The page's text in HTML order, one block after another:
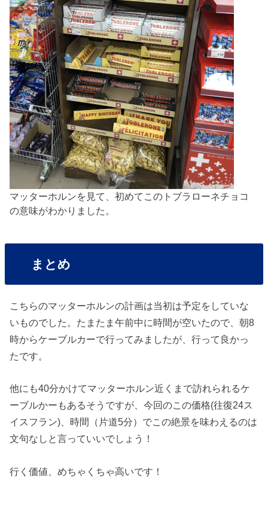
マッターホルンを見て、初めてこのトブラローネチョコ
の意味がわかりました。
まとめ
こちらのマッターホルンの計画は当初は予定をしていな
いものでした。たまたま午前中に時間が空いたので、朝8
時からケーブルカーで行ってみましたが、行って良かっ
たです。
他にも40分かけてマッターホルン近くまで訪れられるケ
ーブルかーもあるそうですが、今回のこの価格(往復24ス
イスフラン)、時間（片道5分）でこの絶景を味わえるのは
文句なしと言っていいでしょう！
行く価値、めちゃくちゃ高いです！